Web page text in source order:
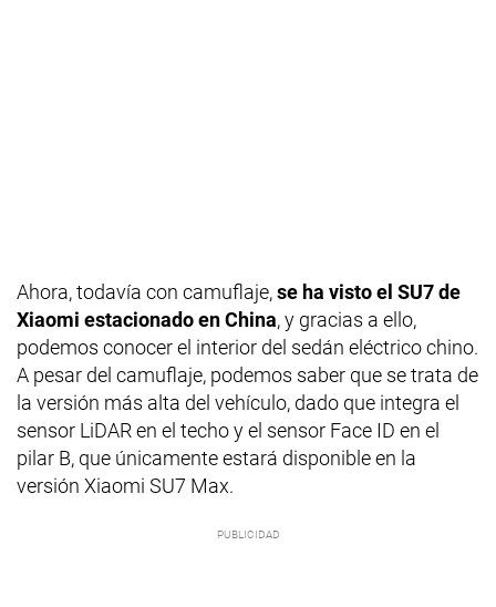
Ahora, todavía con camuflaje,se ha visto el SU7 de
Xiaomi estacionado en China, y gracias a ello,
podemos conocer el interior del sedán eléctrico chino.
A pesar del camuflaje, podemos saber que se trata de
la versión más alta del vehículo, dado que integra el
sensor LiDAR en el techo y el sensor Face ID en el
pilar B, que únicamente estará disponible en la
versión Xiaomi SU7 Max.